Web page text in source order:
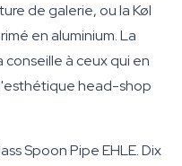
de galerie, ou la Køl
en aluminium. La
conseille à ceux qui en
head-shop
Spoon Pipe EHLE. Dix